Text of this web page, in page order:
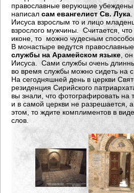
православные верующие убеждены
написал сам евангелист Св. Лука
Иисуса взрослым то и лицо
взрослого мужчины. Считается,
иконе, то можно чудесным
В монастыре ведутся православные
службы на Арамейском языке ,
Иисуса. Сами службы очень
во время службы можно сидеть на
На сегодняшней день в церкви
резиденция Сирийского
вы знали, что фотографировать на
и в самой церкви не разрешается,
этом, то ждите комплиментов в
слов.